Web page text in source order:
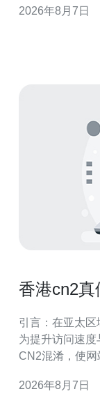
流程给出实用方
2026年8月7日
香港cn2真
引言：在亚太区
为提升访问速
CN2混淆，使
操作的防护建议，
2026年8月7日